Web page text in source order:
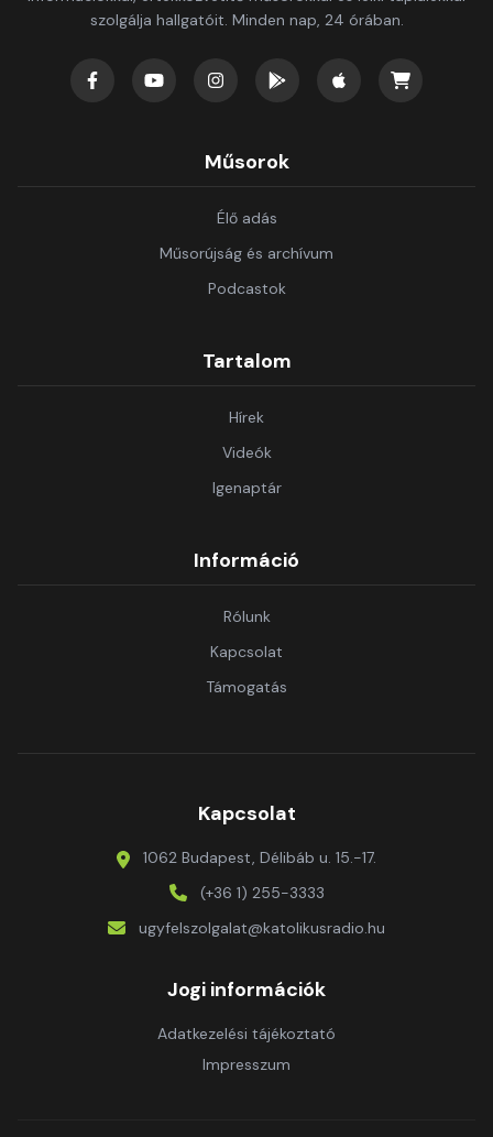
szolgálja hallgatóit. Minden nap, 24 órában.
Műsorok
Élő adás
Műsorújság és archívum
Podcastok
Tartalom
Hírek
Videók
Igenaptár
Információ
Rólunk
Kapcsolat
Támogatás
Kapcsolat
1062 Budapest, Délibáb u. 15.-17.
(+36 1) 255-3333
ugyfelszolgalat@katolikusradio.hu
Jogi információk
Adatkezelési tájékoztató
Impresszum